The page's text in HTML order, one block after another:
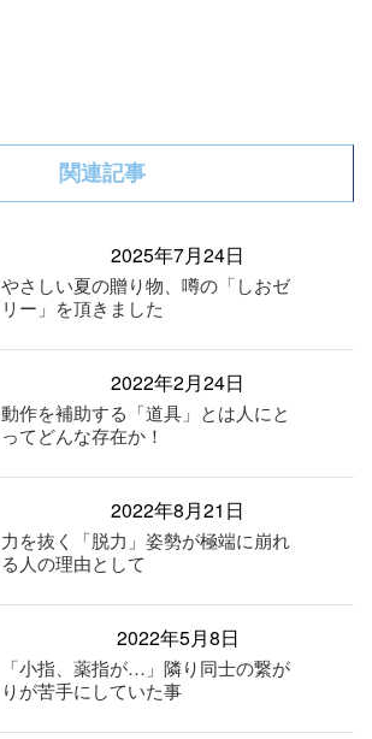
関連記事
2025年7月24日
やさしい夏の贈り物、噂の「しおゼ
リー」を頂きました
2022年2月24日
動作を補助する「道具」とは人にと
ってどんな存在か！
2022年8月21日
力を抜く「脱力」姿勢が極端に崩れ
る人の理由として
2022年5月8日
「小指、薬指が…」隣り同士の繋が
りが苦手にしていた事